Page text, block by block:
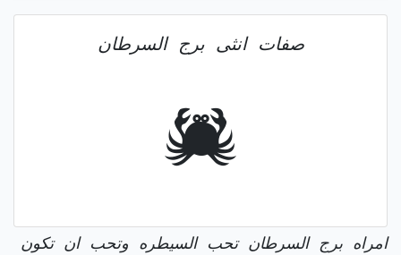
صفات انثى برج السرطان
امراه برج السرطان تحب السيطره وتحب ان تكون